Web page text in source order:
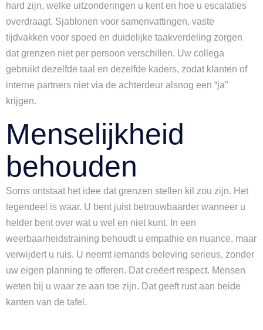
hard zijn, welke uitzonderingen u kent en hoe u escalaties
overdraagt. Sjablonen voor samenvattingen, vaste
tijdvakken voor spoed en duidelijke taakverdeling zorgen
dat grenzen niet per persoon verschillen. Uw collega
gebruikt dezelfde taal en dezelfde kaders, zodat klanten of
interne partners niet via de achterdeur alsnog een “ja”
krijgen.
Menselijkheid
behouden
Soms ontstaat het idee dat grenzen stellen kil zou zijn. Het
tegendeel is waar. U bent juist betrouwbaarder wanneer u
helder bent over wat u wel en niet kunt. In een
weerbaarheidstraining behoudt u empathie en nuance, maar
verwijdert u ruis. U neemt iemands beleving serieus, zonder
uw eigen planning te offeren. Dat creëert respect. Mensen
weten bij u waar ze aan toe zijn. Dat geeft rust aan beide
kanten van de tafel.